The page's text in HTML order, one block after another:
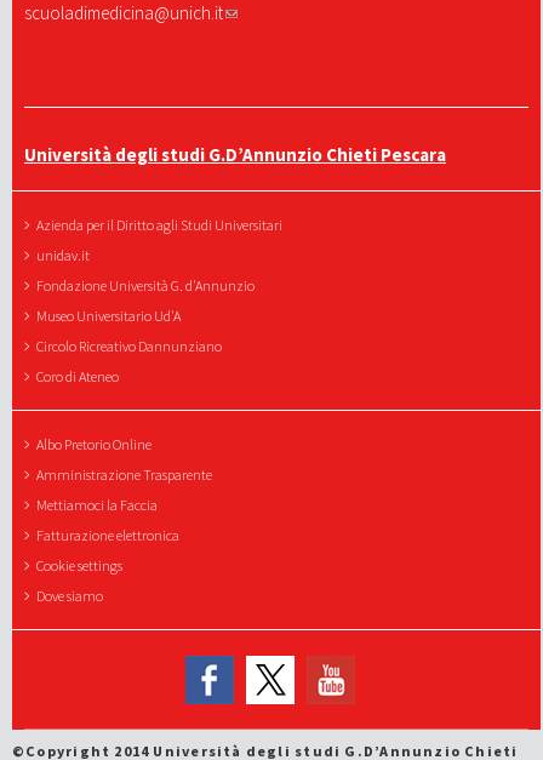
scuoladimedicina@unich.it
Università degli studi G.D’Annunzio Chieti Pescara
Azienda per il Diritto agli Studi Universitari
unidav.it
Fondazione Università G. d'Annunzio
Museo Universitario Ud'A
Circolo Ricreativo Dannunziano
Coro di Ateneo
Albo Pretorio Online
Amministrazione Trasparente
Mettiamoci la Faccia
Fatturazione elettronica
Cookie settings
Dove siamo
©Copyright 2014 Università degli studi G.D’Annunzio Chieti